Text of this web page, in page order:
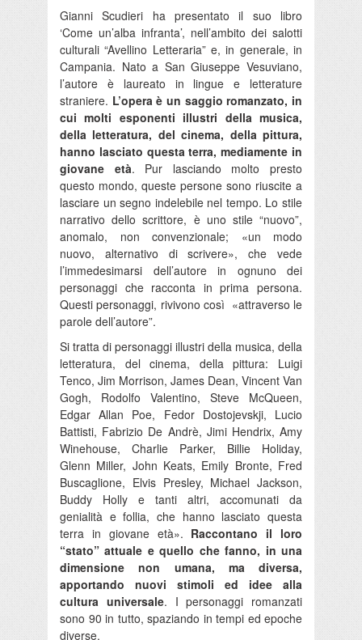
Gianni Scudieri ha presentato il suo libro
‘Come un’alba infranta’, nell’ambito dei salotti
culturali “Avellino Letteraria” e, in generale, in
Campania. Nato a San Giuseppe Vesuviano,
l’autore è laureato in lingue e letterature
straniere. L’opera è un saggio romanzato, in
cui molti esponenti illustri della musica,
della letteratura, del cinema, della pittura,
hanno lasciato questa terra, mediamente in
giovane età. Pur lasciando molto presto
questo mondo, queste persone sono riuscite a
lasciare un segno indelebile nel tempo. Lo stile
narrativo dello scrittore, è uno stile “nuovo”,
anomalo, non convenzionale; «un modo
nuovo, alternativo di scrivere», che vede
l’immedesimarsi dell’autore in ognuno dei
personaggi che racconta in prima persona.
Questi personaggi, rivivono così «attraverso le
parole dell’autore”.
Si tratta di personaggi illustri della musica, della
letteratura, del cinema, della pittura: Luigi
Tenco, Jim Morrison, James Dean, Vincent Van
Gogh, Rodolfo Valentino, Steve McQueen,
Edgar Allan Poe, Fedor Dostojevskji, Lucio
Battisti, Fabrizio De Andrè, Jimi Hendrix, Amy
Winehouse, Charlie Parker, Billie Holiday,
Glenn Miller, John Keats, Emily Bronte, Fred
Buscaglione, Elvis Presley, Michael Jackson,
Buddy Holly e tanti altri, accomunati da
genialità e follia, che hanno lasciato questa
terra in giovane età». Raccontano il loro
“stato” attuale e quello che fanno, in una
dimensione non umana, ma diversa,
apportando nuovi stimoli ed idee alla
cultura universale. I personaggi romanzati
sono 90 in tutto, spaziando in tempi ed epoche
diverse.